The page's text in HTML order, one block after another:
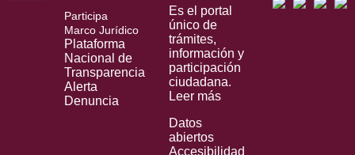
Participa
Marco Jurídico
Plataforma
Nacional de
Transparencia
Alerta
Denuncia
Es el portal
único de
trámites,
información y
participación
ciudadana.
Leer más
Datos
abiertos
Accesibilidad